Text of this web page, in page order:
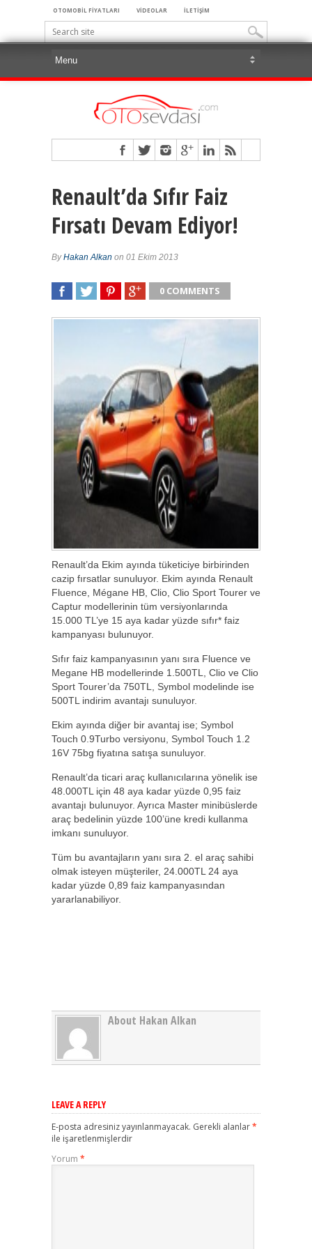
OTOMOBİL FİYATLARI VİDEOLAR İLETİŞİM
Renault’da Sıfır Faiz
Fırsatı Devam Ediyor!
ByHakan Alkan on 01 Ekim 2013
0 COMMENTS
Renault’da Ekim ayında tüketiciye birbirinden
cazip fırsatlar sunuluyor. Ekim ayında Renault
Fluence, Mégane HB, Clio, Clio Sport Tourer ve
Captur modellerinin tüm versiyonlarında
15.000 TL’ye 15 aya kadar yüzde sıfır* faiz
kampanyası bulunuyor.
Sıfır faiz kampanyasının yanı sıra Fluence ve
Megane HB modellerinde 1.500TL, Clio ve Clio
Sport Tourer’da 750TL, Symbol modelinde ise
500TL indirim avantajı sunuluyor.
Ekim ayında diğer bir avantaj ise; Symbol
Touch 0.9Turbo versiyonu, Symbol Touch 1.2
16V 75bg fiyatına satışa sunuluyor.
Renault’da ticari araç kullanıcılarına yönelik ise
48.000TL için 48 aya kadar yüzde 0,95 faiz
avantajı bulunuyor. Ayrıca Master minibüslerde
araç bedelinin yüzde 100’üne kredi kullanma
imkanı sunuluyor.
Tüm bu avantajların yanı sıra 2. el araç sahibi
olmak isteyen müşteriler, 24.000TL 24 aya
kadar yüzde 0,89 faiz kampanyasından
yararlanabiliyor.
About Hakan Alkan
LEAVE A REPLY
E-posta adresiniz yayınlanmayacak. Gerekli alanlar*
ile işaretlenmişlerdir
Yorum *